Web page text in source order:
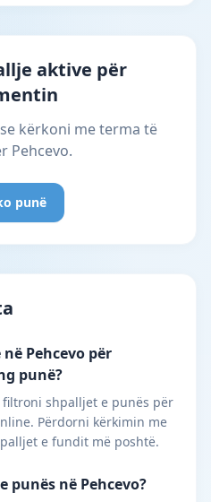
aktive për
kërkoni me terma të
Pehcevo.
punë
Pehcevo për
punë?
shpalljet e punës për
Përdorni kërkimin me
e fundit më poshtë.
punës në Pehcevo?